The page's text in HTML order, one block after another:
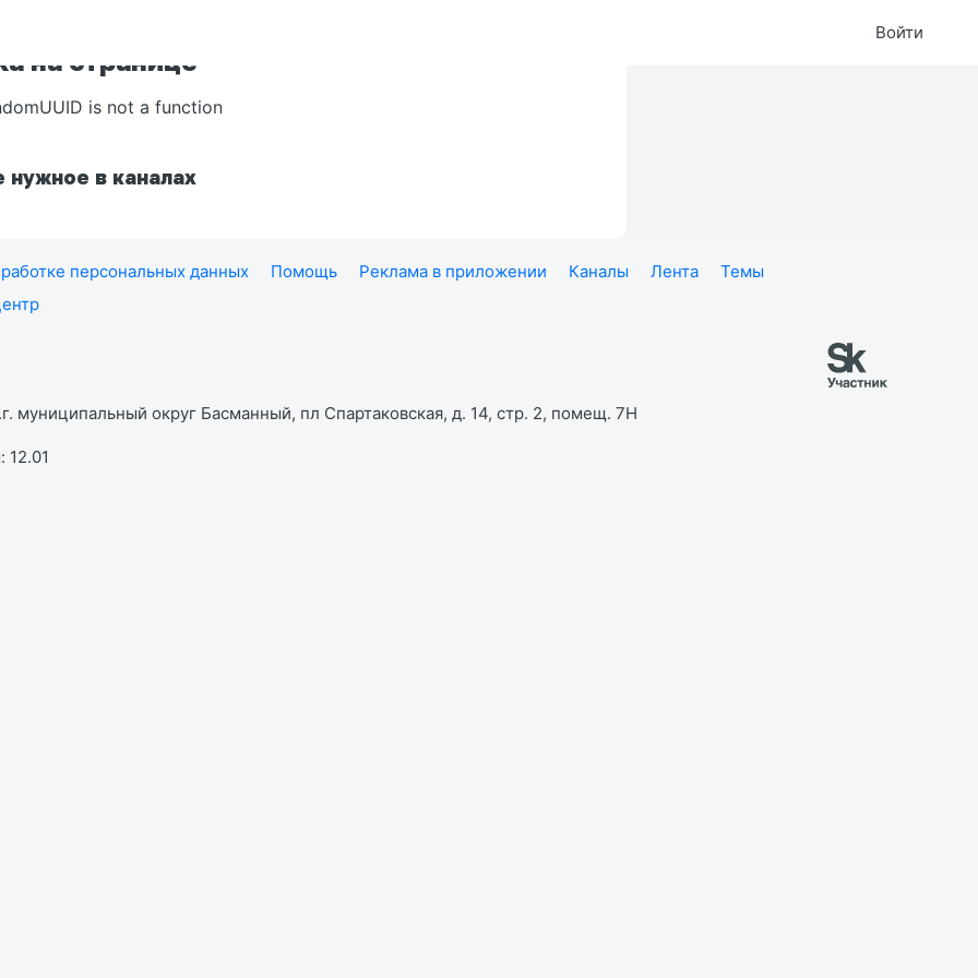
Войти
на странице
is not a function
нужное в каналах
персональных данных Помощь Реклама в приложении Каналы Лента
Темы
муниципальный округ Басманный, пл Спартаковская, д. 14, стр. 2, помещ. 7Н
12.01